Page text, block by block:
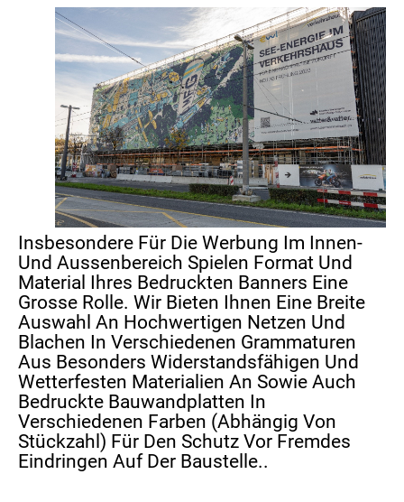
Insbesondere Für Die Werbung Im Innen-
Und Aussenbereich Spielen Format Und
Material Ihres Bedruckten Banners Eine
Grosse Rolle. Wir Bieten Ihnen Eine Breite
Auswahl An Hochwertigen Netzen Und
Blachen In Verschiedenen Grammaturen
Aus Besonders Widerstandsfähigen Und
Wetterfesten Materialien An Sowie Auch
Bedruckte Bauwandplatten In
Verschiedenen Farben (abhängig Von
Stückzahl) Für Den Schutz Vor Fremdes
Eindringen Auf Der Baustelle..